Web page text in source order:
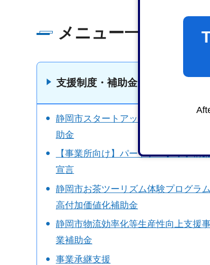
メニュー一覧
支援制度・補助金
静岡市スタートアップ立地促進事業補
助金
【事業所向け】パートナーシップ構
宣言
静岡市お茶ツーリズム体験プログラム
高付加価値化補助金
静岡市物流効率化等生産性向上支援
業補助金
事業承継支援